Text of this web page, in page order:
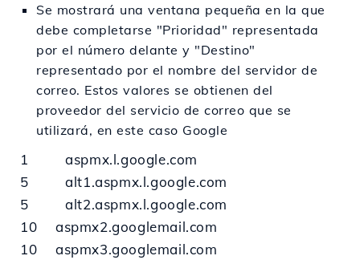
Se mostrará una ventana pequeña en la que
debe completarse "Prioridad" representada
por el número delante y "Destino"
representado por el nombre del servidor de
correo. Estos valores se obtienen del
proveedor del servicio de correo que se
utilizará, en este caso Google
1 aspmx.l.google.com
5 alt1.aspmx.l.google.com
5 alt2.aspmx.l.google.com
10 aspmx2.googlemail.com
10 aspmx3.googlemail.com